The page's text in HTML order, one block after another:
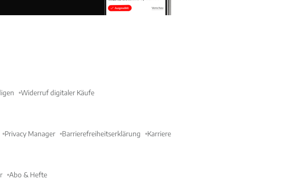
Widerruf digitaler Käufe
Privacy Manager Barrierefreiheitserklärung Karriere
Abo & Hefte